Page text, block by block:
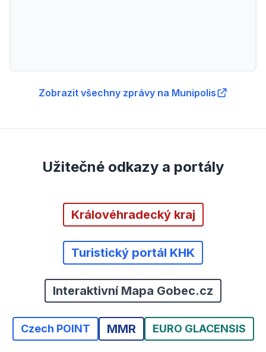
Zobrazit všechny zprávy na Munipolis
Užitečné odkazy a portály
Královéhradecký kraj
Turistický portál KHK
Interaktivní Mapa Gobec.cz
Czech POINT MMR EURO GLACENSIS